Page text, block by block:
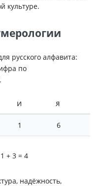
культуре.
русского алфавита:
по
И Я
1 6
+ 3 = 4
надёжность,